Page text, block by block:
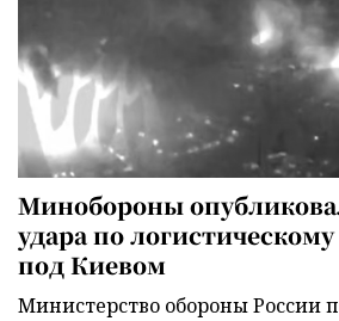
Минобороны
удара по
под Киевом
Министерство обороны России